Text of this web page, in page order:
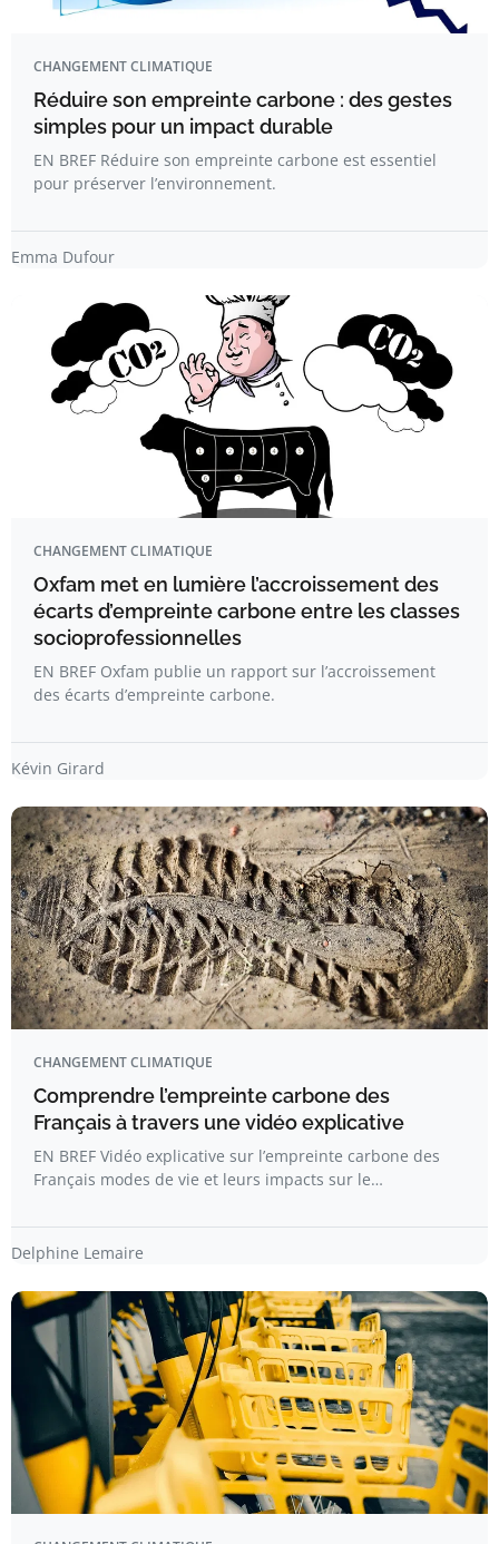
CHANGEMENT CLIMATIQUE
Réduire son empreinte carbone : des gestes
simples pour un impact durable
EN BREF Réduire son empreinte carbone est essentiel
pour préserver l’environnement.
Emma Dufour
CHANGEMENT CLIMATIQUE
Oxfam met en lumière l’accroissement des
écarts d’empreinte carbone entre les classes
socioprofessionnelles
EN BREF Oxfam publie un rapport sur l’accroissement
des écarts d’empreinte carbone.
Kévin Girard
CHANGEMENT CLIMATIQUE
Comprendre l’empreinte carbone des
Français à travers une vidéo explicative
EN BREF Vidéo explicative sur l’empreinte carbone des
Français modes de vie et leurs impacts sur le…
Delphine Lemaire